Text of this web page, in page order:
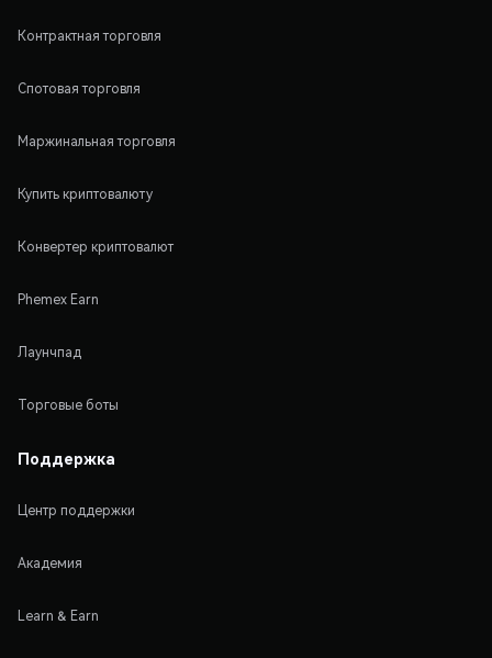
Контрактная торговля
Спотовая торговля
Маржинальная торговля
Купить криптовалюту
Конвертер криптовалют
Phemex Earn
Лаунчпад
Торговые боты
Поддержка
Центр поддержки
Академия
Learn & Earn